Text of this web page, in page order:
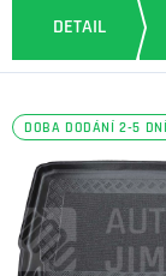
DOBA DODÁNÍ 2-5 DNÍ